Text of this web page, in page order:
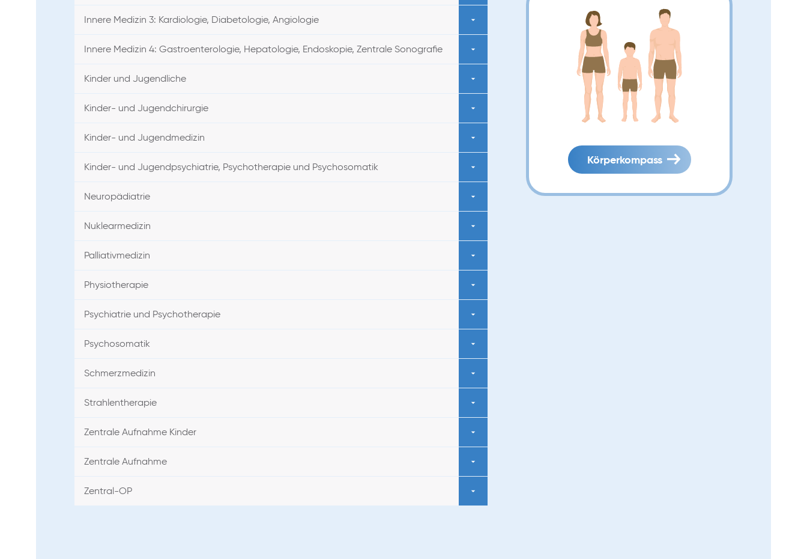
Innere Medizin 3: Kardiologie, Diabetologie, Angiologie
Innere Medizin 4: Gastroenterologie, Hepatologie, Endoskopie, Zentrale Sonografie
Kinder und Jugendliche
Kinder- und Jugendchirurgie
Kinder- und Jugendmedizin
Kinder- und Jugendpsychiatrie, Psychotherapie und Psychosomatik
Neuropädiatrie
Nuklearmedizin
Palliativmedizin
Physiotherapie
Psychiatrie und Psychotherapie
Psychosomatik
Schmerzmedizin
Strahlentherapie
Zentrale Aufnahme Kinder
Zentrale Aufnahme
Zentral-OP
Körperkompass